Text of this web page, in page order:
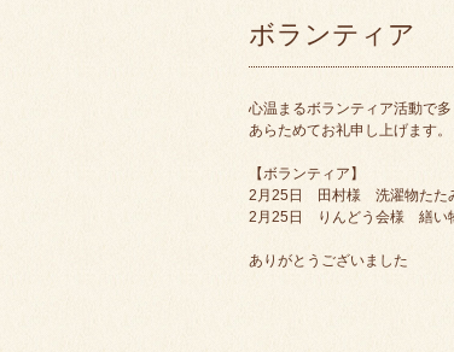
ボランティア
心温まるボランティア活動で
あらためてお礼申し上げます。
【ボランティア】
2月25日 田村様 洗濯物たた
2月25日 りんどう会様 繕い
ありがとうございました